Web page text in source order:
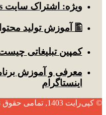
ویژه: اشتراک سایت ahrefs رایگان شد
🖺 آموزش تولید
کمپین تبلیغاتی
معرفی و آموزش
اینستاگرام
© کپی‌رایت 1403, تمامی حقوق نزد شرکت